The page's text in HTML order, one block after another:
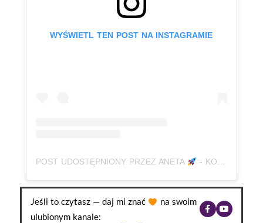
WYŚWIETL TEN POST NA INSTAGRAMIE
POST UDOSTĘPNIONY PRZEZ ANETA - KOREPETYCJE, JĘZYK POLSKI | MATURA | E8 | ADHD (@BABAODPOLSKIEGO)
Jeśli to czytasz — daj mi znać
na swoim
ulubionym kanale: